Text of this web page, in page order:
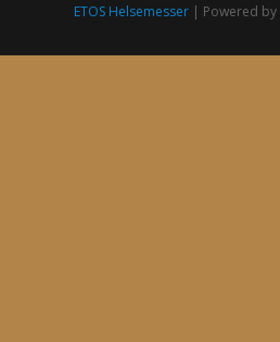
ETOS Helsemesser | Powered by